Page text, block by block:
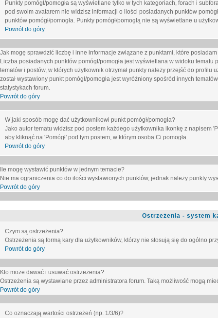
Punkty pomógł/pomogła są wyświetlane tylko w tych kategoriach, forach i
pod swoim avatarem nie widzisz informacji o ilości posiadanych punktów
punktów pomógł/pomogła. Punkty pomógł/pomogłą nie są wyświetlane u
Powrót do góry
Jak mogę sprawdzić liczbę i inne informacje związane z punktami, które
Liczba posiadanych punktów pomógł/pomogła jest wyświetlana w widoku
tematów i postów, w których użytkownik otrzymał punkty należy przejść do
został wystawiony punkt pomógł/pomogła jest wyróżniony spośród innych
statystykach forum.
Powrót do góry
W jaki sposób mogę dać użytkownikowi punkt pomógł/pomogła?
Jako autor tematu widzisz pod postem każdego użytkownika ikonkę z napisem
aby kliknąć na 'Pomógł' pod tym postem, w którym osoba Ci pomogła.
Powrót do góry
Ile mogę wystawić punktów w jednym temacie?
Nie ma ograniczenia co do ilości wystawionych punktów, jednak należy punkty
Powrót do góry
Ostrzeżenia - system
Czym są ostrzeżenia?
Ostrzeżenia są formą kary dla użytkowników, którzy nie stosują się do ogólno
Powrót do góry
Kto może dawać i usuwać ostrzeżenia?
Ostrzeżenia są wystawiane przez administratora forum. Taką możliwość mogą
Powrót do góry
Co oznaczają wartości ostrzeżeń (np. 1/3/6)?